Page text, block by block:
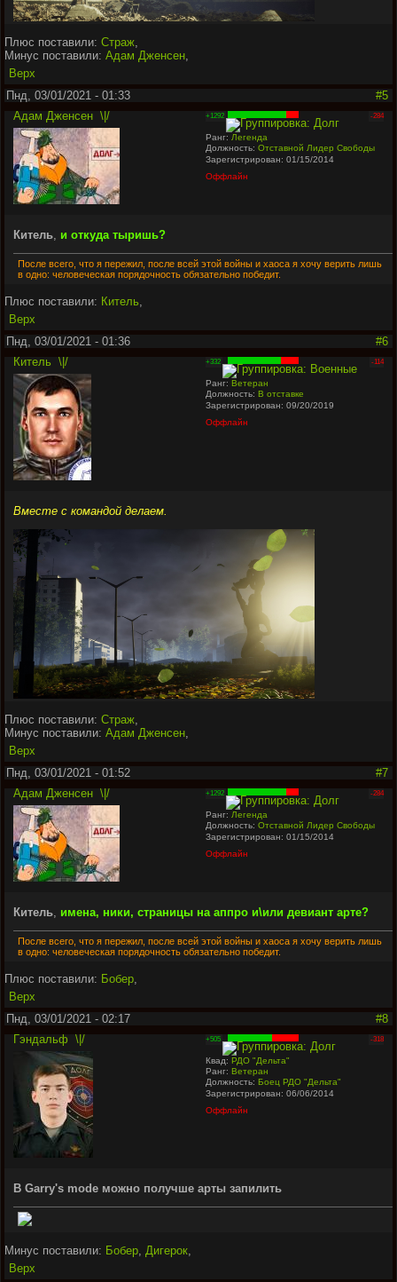
Плюс поставили: Страж
Минус поставили: Адам Дженсен
Верх
Пнд, 03/01/2021 - 01:33
#5
Адам Дженсен \|/ +1292 -284
Ранг: Легенда
Должность:Отставной Лидер Свободы
Зарегистрирован: 01/15/2014
Оффлайн
Китель и откуда тыришь?
После всего, что я пережил, после всей этой войны и хаоса я хочу верить лишь
в одно: человеческая порядочность обязательно победит.
Плюс поставили: Китель,
Верх
Пнд, 03/01/2021 - 01:36
#6
Китель \|/ +332 -114
Ранг:Ветеран
Должность:В отставке
Зарегистрирован: 09/20/2019
Оффлайн
Вместе с командой делаем.
Плюс поставили: Страж
Минус поставили: Адам Дженсен
Верх
Пнд, 03/01/2021 - 01:52
#7
Адам Дженсен \|/ +1292 -284
Ранг: Легенда
Должность:Отставной Лидер Свободы
Зарегистрирован: 01/15/2014
Оффлайн
Китель имена, ники, страницы на аппро и\или девиант арте?
После всего, что я пережил, после всей этой войны и хаоса я хочу верить лишь
в одно: человеческая порядочность обязательно победит.
Плюс поставили: Бобер,
Верх
Пнд, 03/01/2021 - 02:17
#8
Гэндальф \|/ +505 -318
Квад: РДО "Дельта"
Ранг: Ветеран
Должность: Боец РДО "Дельта"
Зарегистрирован: 06/06/2014
Оффлайн
В Garry's mode можно получше арты запилить
Минус поставили: Бобер Дигерок
Верх